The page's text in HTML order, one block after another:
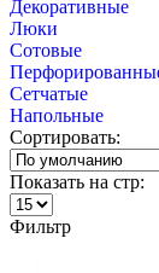
Декоративные
Люки
Сотовые
Сетчатые
Напольные
Сортировать:
Показать на стр:
Фильтр